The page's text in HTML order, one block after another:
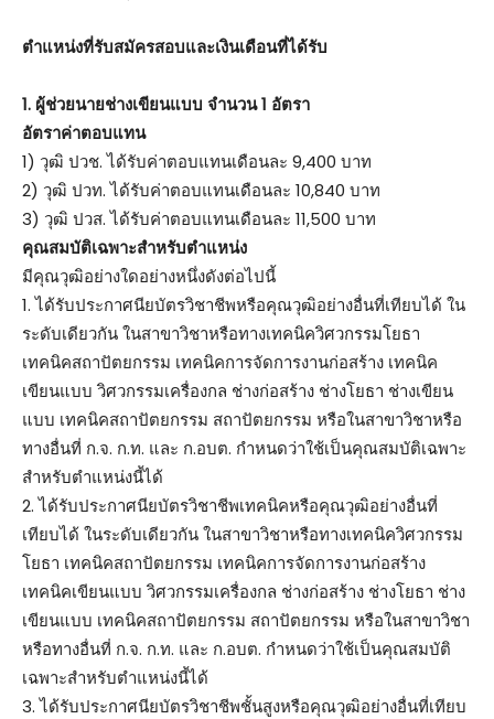
ตําแหน่งที่รับสมัครสอบและเงินเดือนที่ได้รับ
1. ผู้ช่วยนายช่างเขียนแบบ จำนวน 1 อัตรา
อัตราค่าตอบแทน
1) วุฒิ ปวช. ได้รับค่าตอบแทนเดือนละ 9,400 บาท
2) วุฒิ ปวท. ได้รับค่าตอบแทนเดือนละ 10,840 บาท
3) วุฒิ ปวส. ได้รับค่าตอบแทนเดือนละ 11,500 บาท
คุณสมบัติเฉพาะสำหรับตำแหน่ง
มีคุณวุฒิอย่างใดอย่างหนึ่งดังต่อไปนี้
1. ได้รับประกาศนียบัตรวิชาชีพหรือคุณวุฒิอย่างอื่นที่เทียบได้ ใน
ระดับเดียวกัน ในสาขาวิชาหรือทางเทคนิควิศวกรรมโยธา
เทคนิคสถาปัตยกรรม เทคนิคการจัดการงานก่อสร้าง เทคนิค
เขียนแบบ วิศวกรรมเครื่องกล ช่างก่อสร้าง ช่างโยธา ช่างเขียน
แบบ เทคนิคสถาปัตยกรรม สถาปัตยกรรม หรือในสาขาวิชาหรือ
ทางอื่นที่ ก.จ. ก.ท. และ ก.อบต. กำหนดว่าใช้เป็นคุณสมบัติเฉพาะ
สำหรับตำแหน่งนี้ได้
2. ได้รับประกาศนียบัตรวิชาชีพเทคนิคหรือคุณวุฒิอย่างอื่นที่
เทียบได้ ในระดับเดียวกัน ในสาขาวิชาหรือทางเทคนิควิศวกรรม
โยธา เทคนิคสถาปัตยกรรม เทคนิคการจัดการงานก่อสร้าง
เทคนิคเขียนแบบ วิศวกรรมเครื่องกล ช่างก่อสร้าง ช่างโยธา ช่าง
เขียนแบบ เทคนิคสถาปัตยกรรม สถาปัตยกรรม หรือในสาขาวิชา
หรือทางอื่นที่ ก.จ. ก.ท. และ ก.อบต. กำหนดว่าใช้เป็นคุณสมบัติ
เฉพาะสำหรับตำแหน่งนี้ได้
3. ได้รับประกาศนียบัตรวิชาชีพชั้นสูงหรือคุณวุฒิอย่างอื่นที่เทียบ